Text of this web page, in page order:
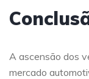
A ascensão dos
mercado